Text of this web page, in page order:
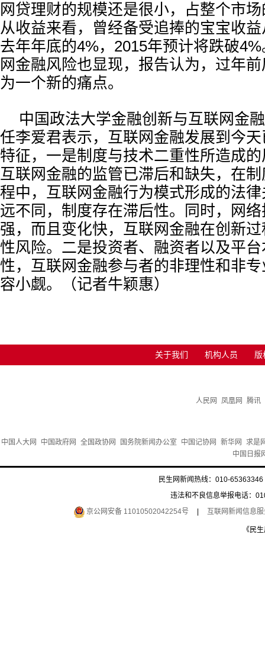
网贷理财的规模还是很小，占整个市
从收益来看，曾经备受追捧的宝宝收
去年年底的4%，2015年预计将跌破
网金融风险也显现，报告认为，过年
为一个新的痛点。
中国政法大学金融创新与互联网金
任李爱君表示，互联网金融发展到今
特征，一是制度与技术二重性所造成
互联网金融的监管已滞后和缺失，在
程中，互联网金融行为模式形成的法
远不同，制度存在滞后性。同时，网
强，而且变化快，互联网金融在创新
性风险。二是投资者、融资者以及平
性，互联网金融参与者的非理性和非
容小觑。（记者牛颖惠）
关于我们 机构人员 版
人民网 凤凰网 腾讯
中国人大网 中国政府网 全国政协网 国务院新闻办公室 中国记协网 新华网
求是
中国日报
民生网新闻热线：010-
违法和不良信息举报电话：
京公网安备 11010502042254号
互联网新闻信息
《民